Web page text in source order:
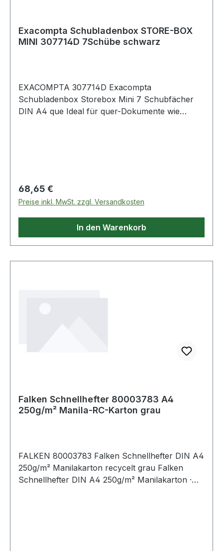
Exacompta Schubladenbox STORE-BOX
MINI 307714D 7Schübe schwarz
EXACOMPTA 307714D Exacompta
Schubladenbox Storebox Mini 7 Schubfächer
DIN A4 que Ideal für quer-Dokumente wie
für kleine Büro-Utensilien geeignet.
Regulärer Preis:
68,65 €
Preise inkl. MwSt. zzgl. Versandkosten
In den Warenkorb
Falken Schnellhefter 80003783 A4
250g/m² Manila-RC-Karton grau
FALKEN 80003783 Falken Schnellhefter DIN A4
250g/m² Manilakarton recycelt grau Falken
Schnellhefter DIN A4 250g/m² Manilakarton ·